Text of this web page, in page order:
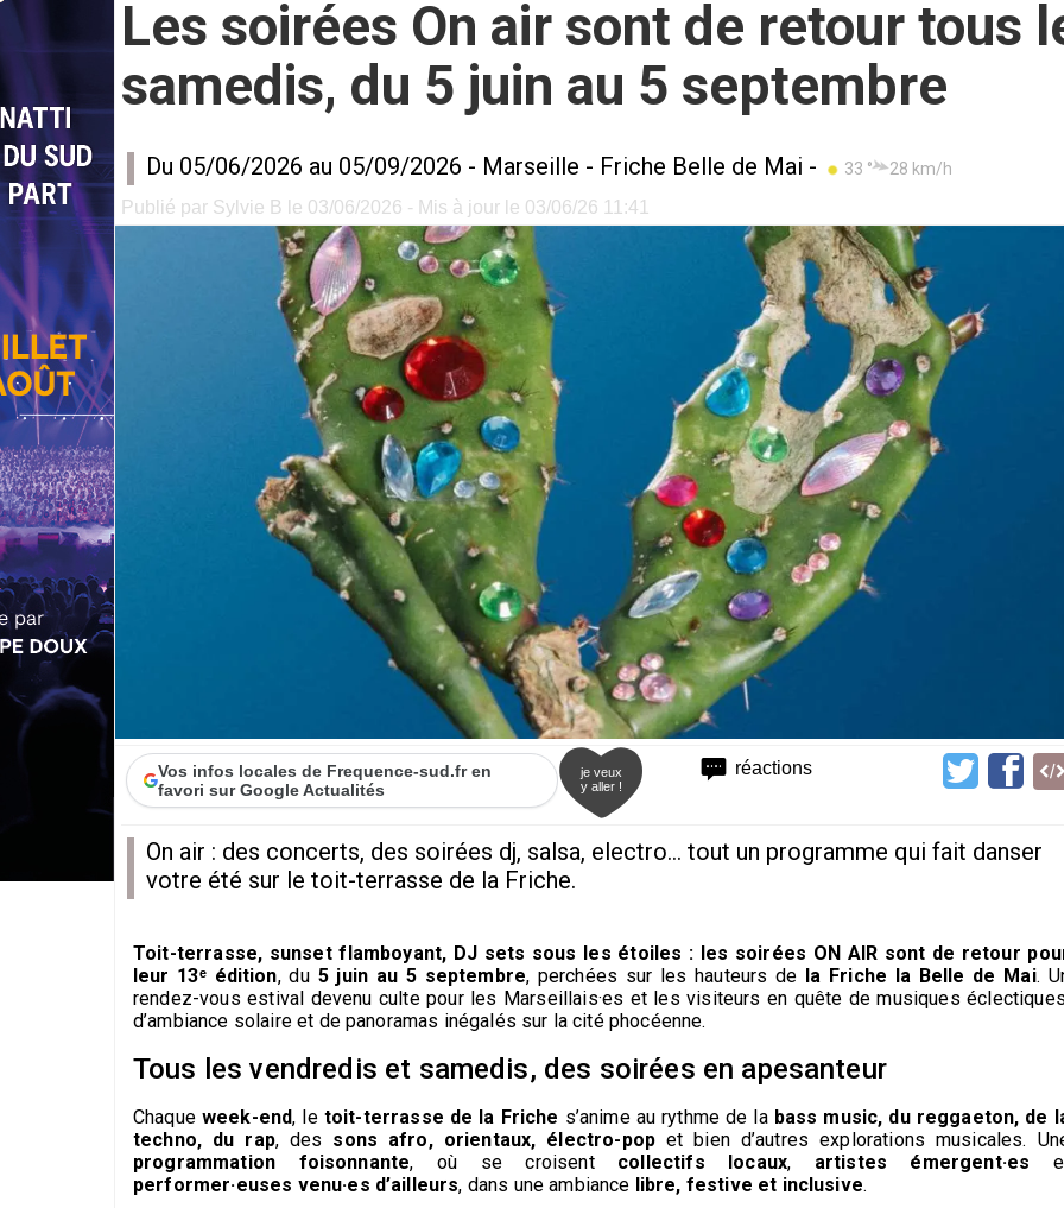
Les soirées On air sont de retour tous
samedis, du 5 juin au 5 septembre
Du 05/06/2026 au 05/09/2026 - Marseille - Friche Belle de Mai - 33 ° 28 km/h
Publié par Sylvie B le 03/06/2026 - Mis à jour le 03/06/26 11:41
réactions
Vos infos locales de Frequence-sud.fr en
favori sur Google Actualités
je veux
y aller !
On air : des concerts, des soirées dj, salsa, electro... tout un programme qui fait danser
votre été sur le toit-terrasse de la Friche.
Toit-terrasse, sunset flamboyant, DJ sets sous les étoiles : les soirées ON AIR sont de retour
leur 13ᵉ édition, du 5 juin au 5 septembre, perchées sur les hauteurs de la Friche la Belle de Mai.
rendez-vous estival devenu culte pour les Marseillais·es et les visiteurs en quête de musiques
d’ambiance solaire et de panoramas inégalés sur la cité phocéenne.
Tous les vendredis et samedis, des soirées en apesanteur
Chaque week-end, le toit-terrasse de la Friche s’anime au rythme de la bass music, du reggaeton, de
techno, du rap, des sons afro, orientaux, électro-pop et bien d’autres explorations musicales.
programmation foisonnante, où se croisent collectifs locaux, artistes émergent·es
performer·euses venu·es d’ailleurs, dans une ambiance libre, festive et inclusive.